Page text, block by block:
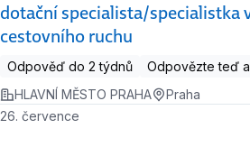
dotační specialista/specialistka
cestovního ruchu
Odpověď do 2 týdnů
Odpovězte teď
HLAVNÍ MĚSTO PRAHA
Praha
26. července